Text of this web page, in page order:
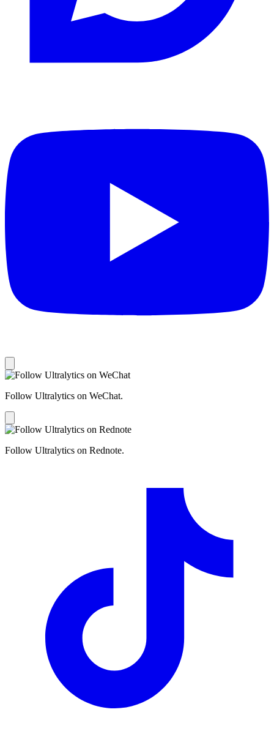
Follow Ultralytics on WeChat.
Follow Ultralytics on Rednote.